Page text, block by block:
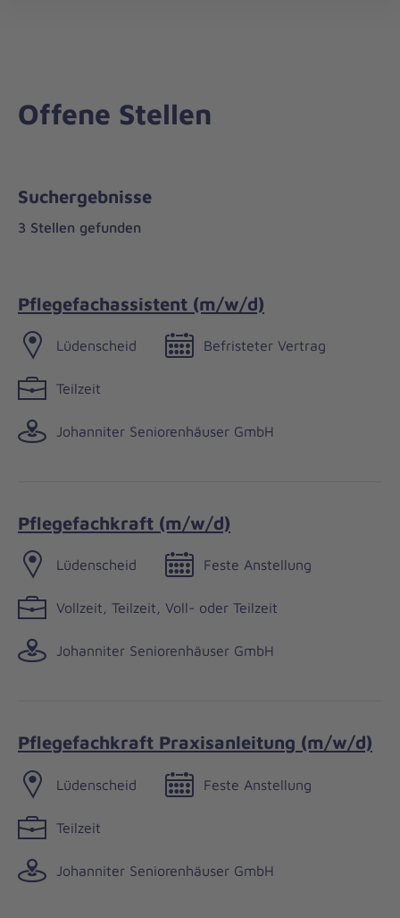
Offene Stellen
Suchergebnisse
3 Stellen gefunden
Pflegefachassistent (m/w/d)
Lüdenscheid Befristeter Vertrag
Teilzeit
Johanniter Seniorenhäuser GmbH
Pflegefachkraft (m/w/d)
Lüdenscheid Feste Anstellung
Vollzeit, Teilzeit, Voll- oder Teilzeit
Johanniter Seniorenhäuser GmbH
Pflegefachkraft Praxisanleitung (m/w/d)
Lüdenscheid Feste Anstellung
Teilzeit
Johanniter Seniorenhäuser GmbH